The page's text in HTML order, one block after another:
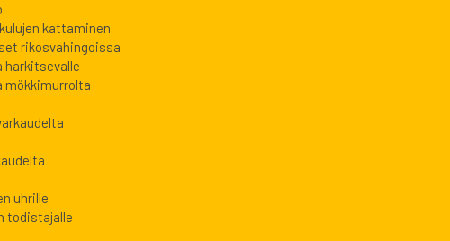
kattaminen
rikosvahingoissa
harkitsevalle
mökkimurrolta
uhrille
todistajalle